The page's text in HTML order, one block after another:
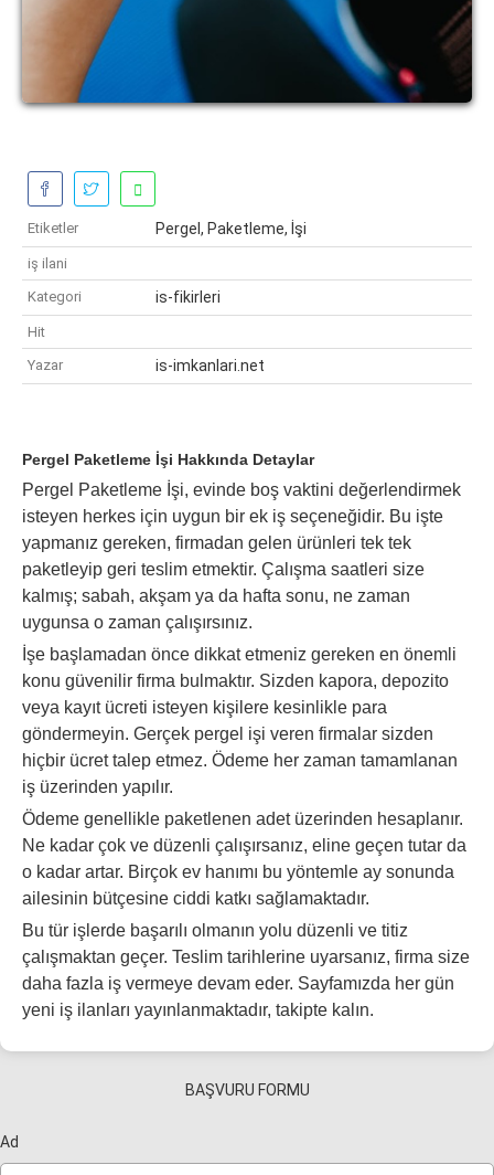
Etiketler Pergel, Paketleme, İşi
iş ilani
Kategori
is-fikirleri
Hit
Yazar
is-imkanlari.net
Pergel Paketleme İşi Hakkında Detaylar
Pergel Paketleme İşi, evinde boş vaktini değerlendirmek
isteyen herkes için uygun bir ek iş seçeneğidir. Bu işte
yapmanız gereken, firmadan gelen ürünleri tek tek
paketleyip geri teslim etmektir. Çalışma saatleri size
kalmış; sabah, akşam ya da hafta sonu, ne zaman
uygunsa o zaman çalışırsınız.
İşe başlamadan önce dikkat etmeniz gereken en önemli
konu güvenilir firma bulmaktır. Sizden kapora, depozito
veya kayıt ücreti isteyen kişilere kesinlikle para
göndermeyin. Gerçek pergel işi veren firmalar sizden
hiçbir ücret talep etmez. Ödeme her zaman tamamlanan
iş üzerinden yapılır.
Ödeme genellikle paketlenen adet üzerinden hesaplanır.
Ne kadar çok ve düzenli çalışırsanız, eline geçen tutar da
o kadar artar. Birçok ev hanımı bu yöntemle ay sonunda
ailesinin bütçesine ciddi katkı sağlamaktadır.
Bu tür işlerde başarılı olmanın yolu düzenli ve titiz
çalışmaktan geçer. Teslim tarihlerine uyarsanız, firma size
daha fazla iş vermeye devam eder. Sayfamızda her gün
yeni iş ilanları yayınlanmaktadır, takipte kalın.
BAŞVURU FORMU
Ad